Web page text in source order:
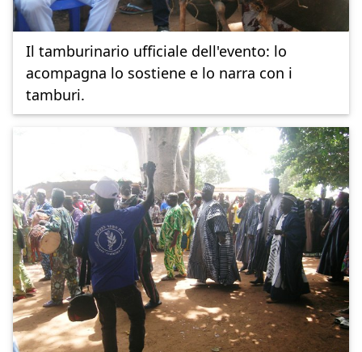
Il tamburinario ufficiale dell'evento: lo
acompagna lo sostiene e lo narra con i
tamburi.